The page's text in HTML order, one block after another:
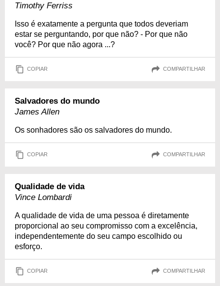
Timothy Ferriss
Isso é exatamente a pergunta que todos deveriam
estar se perguntando, por que não? - Por que não
você? Por que não agora ...?
COPIAR COMPARTILHAR
Salvadores do mundo
James Allen
Os sonhadores são os salvadores do mundo.
COPIAR COMPARTILHAR
Qualidade de vida
Vince Lombardi
A qualidade de vida de uma pessoa é diretamente
proporcional ao seu compromisso com a excelência,
independentemente do seu campo escolhido ou
esforço.
COPIAR COMPARTILHAR